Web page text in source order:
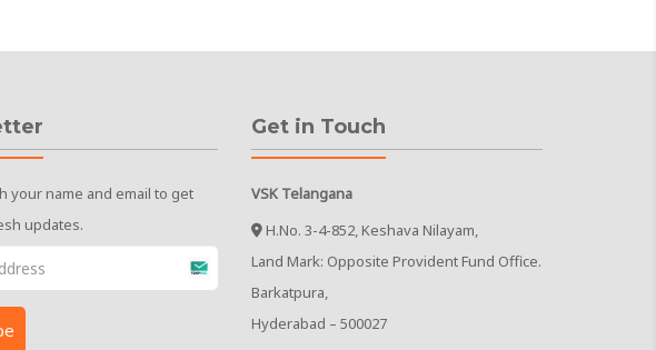
your name and email to get
updates.
Get in Touch
VSK Telangana
H.No. 3-4-852, Keshava Nilayam,
Land Mark: Opposite Provident Fund Office.
Barkatpura,
Hyderabad – 500027